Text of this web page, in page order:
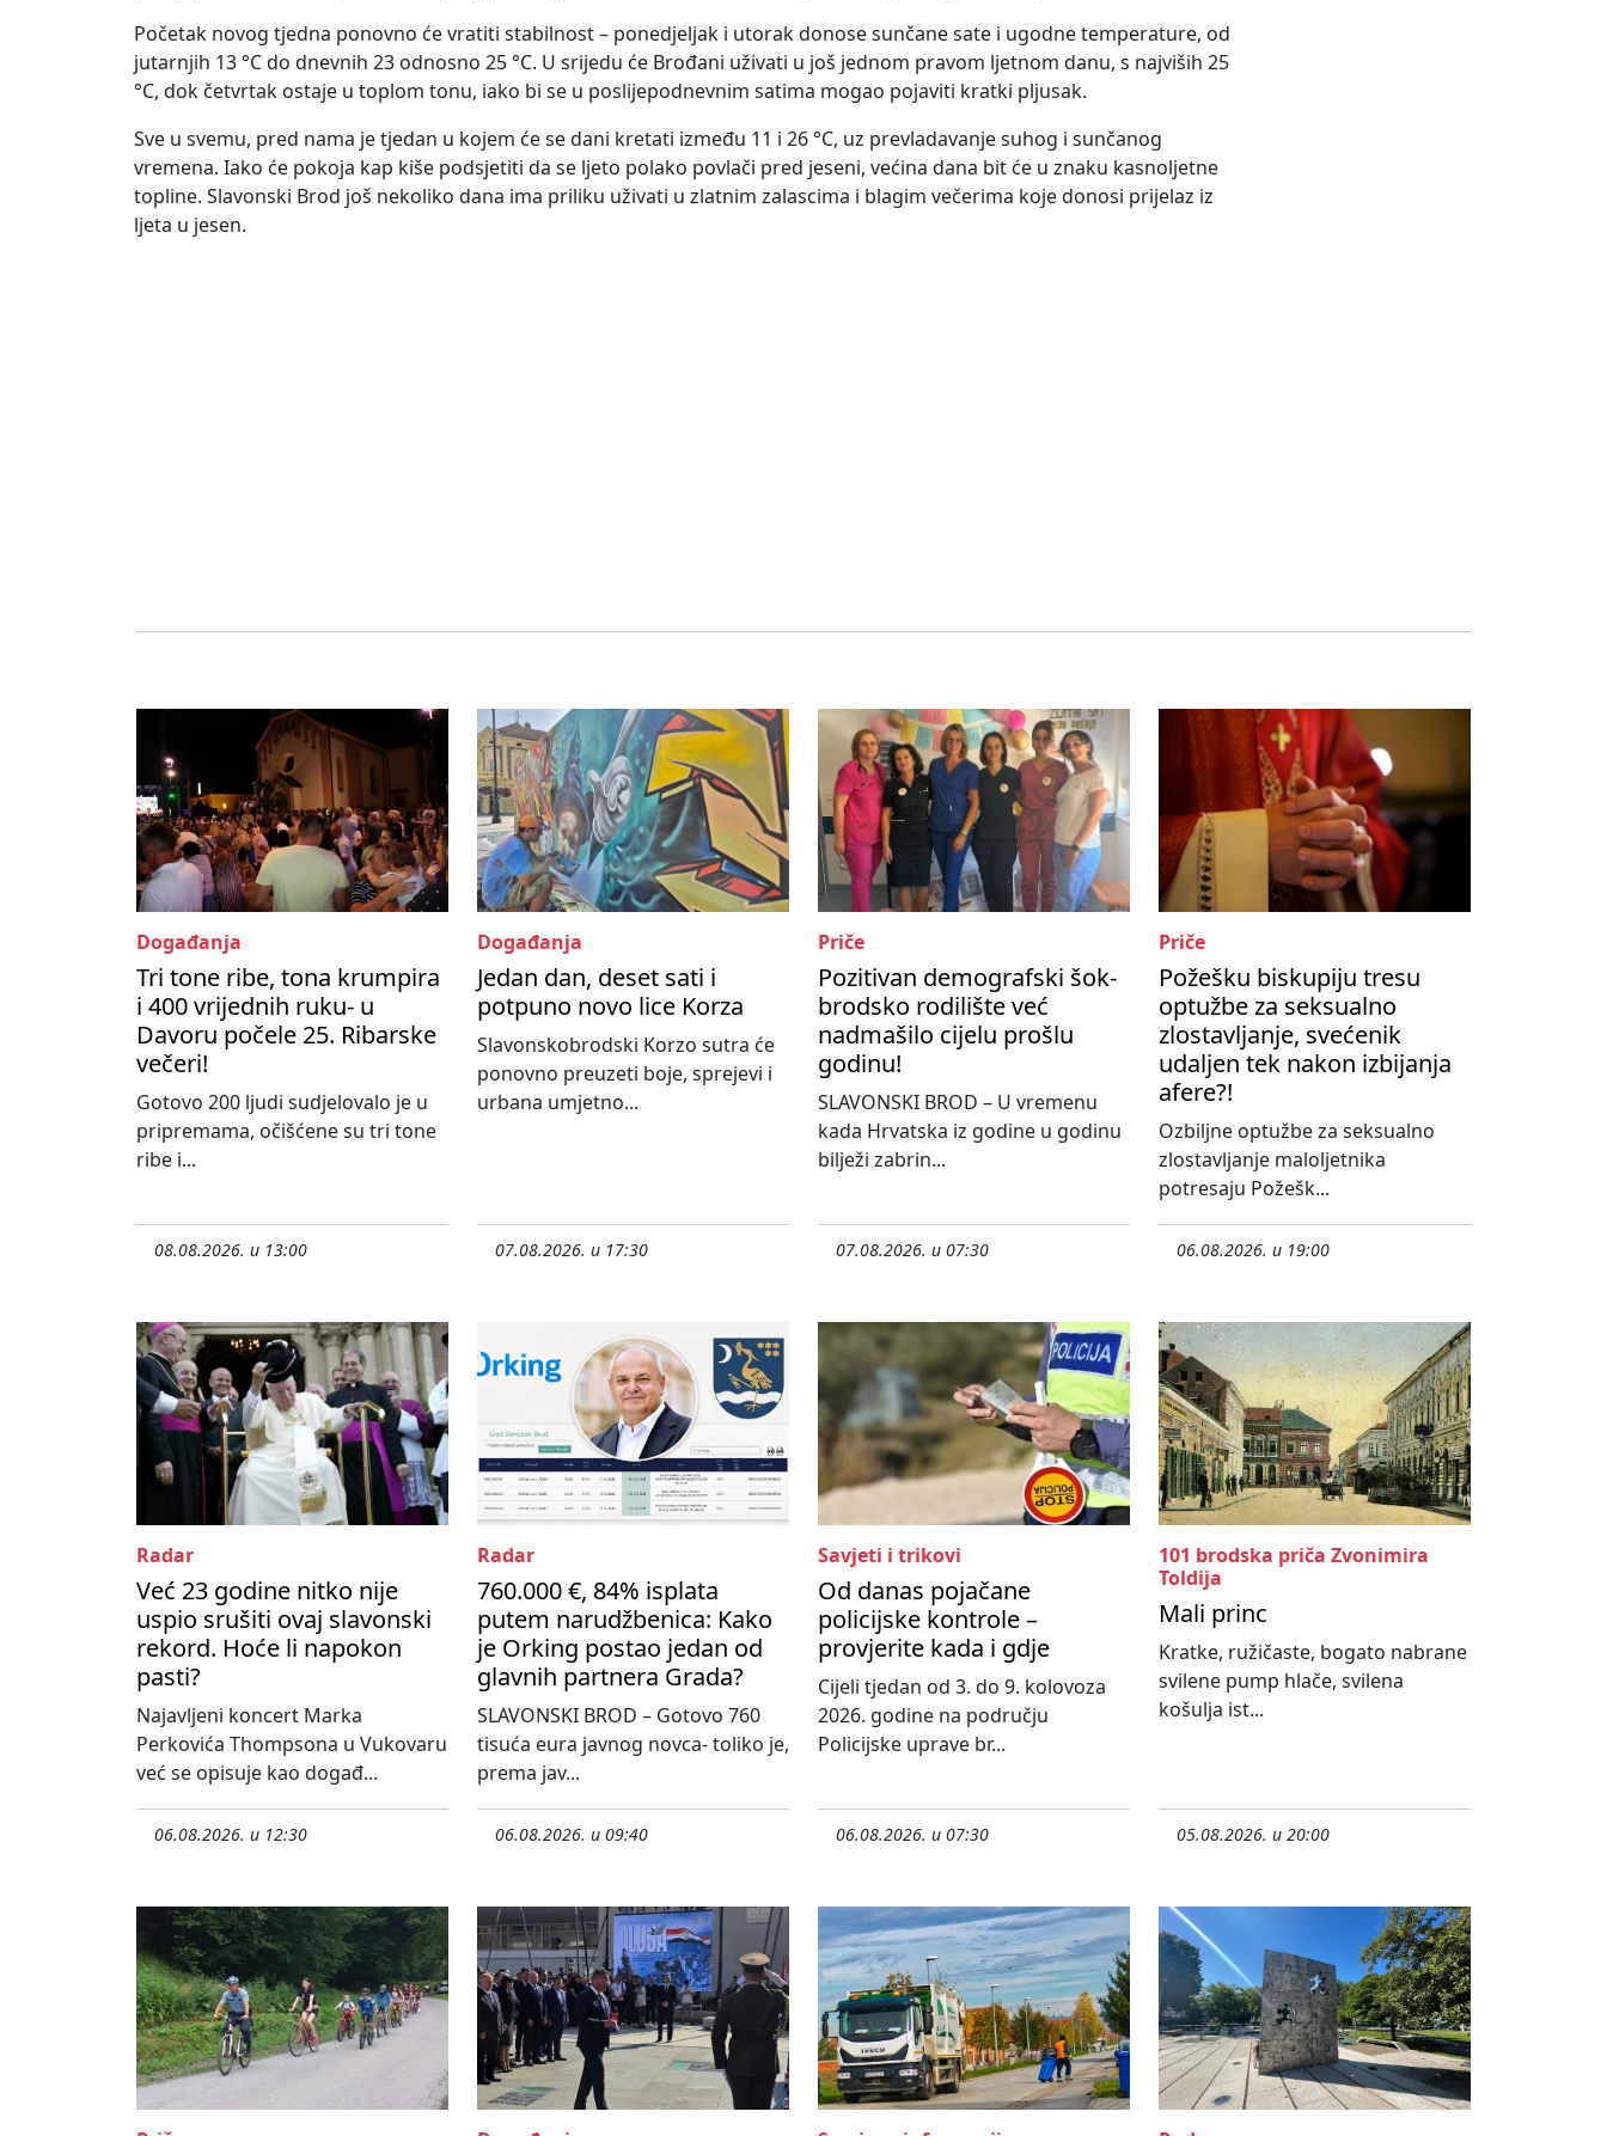
Početak novog tjedna ponovno će vratiti stabilnost – ponedjeljak i utorak donose sunčane sate i ugodne temperature, od
jutarnjih 13 °C do dnevnih 23 odnosno 25 °C. U srijedu će Brođani uživati u još jednom pravom ljetnom danu, s najviših 25
°C, dok četvrtak ostaje u toplom tonu, iako bi se u poslijepodnevnim satima mogao pojaviti kratki pljusak.
Sve u svemu, pred nama je tjedan u kojem će se dani kretati između 11 i 26 °C, uz prevladavanje suhog i sunčanog
vremena. Iako će pokoja kap kiše podsjetiti da se ljeto polako povlači pred jeseni, većina dana bit će u znaku kasnoljetne
topline. Slavonski Brod još nekoliko dana ima priliku uživati u zlatnim zalascima i blagim večerima koje donosi prijelaz iz
ljeta u jesen.
Događanja
Tri tone ribe, tona krumpira
i 400 vrijednih ruku- u
Davoru počele 25. Ribarske
večeri!
Gotovo 200 ljudi sudjelovalo je u
pripremama, očišćene su tri tone
ribe i...
08.08.2026. u 13:00
Događanja
Jedan dan, deset sati i
potpuno novo lice Korza
Slavonskobrodski Korzo sutra će
ponovno preuzeti boje, sprejevi i
urbana umjetno...
07.08.2026. u 17:30
Priče
Pozitivan demografski šok-
brodsko rodilište već
nadmašilo cijelu prošlu
godinu!
SLAVONSKI BROD – U vremenu
kada Hrvatska iz godine u godinu
bilježi zabrin...
07.08.2026. u 07:30
Priče
Požešku biskupiju tresu
optužbe za seksualno
zlostavljanje, svećenik
udaljen tek nakon izbijanja
afere?!
Ozbiljne optužbe za seksualno
zlostavljanje maloljetnika
potresaju Požešk...
06.08.2026. u 19:00
Radar
Već 23 godine nitko nije
uspio srušiti ovaj slavonski
rekord. Hoće li napokon
pasti?
Najavljeni koncert Marka
Perkovića Thompsona u Vukovaru
već se opisuje kao događ...
06.08.2026. u 12:30
Radar
760.000 €, 84% isplata
putem narudžbenica: Kako
je Orking postao jedan od
glavnih partnera Grada?
SLAVONSKI BROD – Gotovo 760
tisuća eura javnog novca- toliko je,
prema jav...
06.08.2026. u 09:40
Savjeti i trikovi
Od danas pojačane
policijske kontrole –
provjerite kada i gdje
Cijeli tjedan od 3. do 9. kolovoza
2026. godine na području
Policijske uprave br...
06.08.2026. u 07:30
101 brodska priča Zvonimira
Toldija
Mali princ
Kratke, ružičaste, bogato nabrane
svilene pump hlače, svilena
košulja ist...
05.08.2026. u 20:00